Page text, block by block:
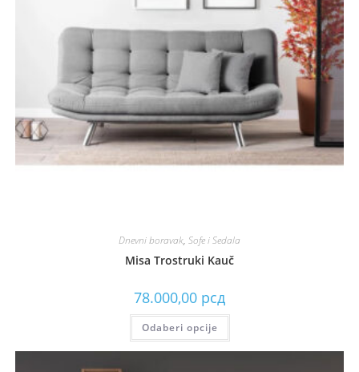
Dnevni boravak, Sofe i Sedala
Misa Trostruki Kauč
78.000,00 рсд
Odaberi opcije